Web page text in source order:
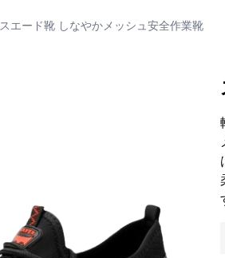
スエード靴 しなやかメッシュ安全作業靴